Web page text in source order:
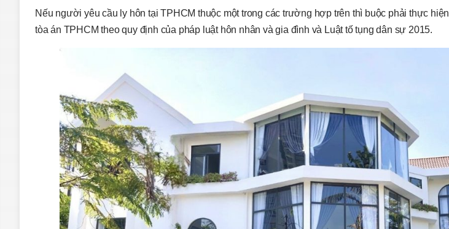
Nếu người yêu cầu ly hôn tại TPHCM thuộc một trong các trường hợp trên thì buộc phải thực hiện
tòa án TPHCM theo quy định của pháp luật hôn nhân và gia đình và Luật tố tụng dân sự 2015.